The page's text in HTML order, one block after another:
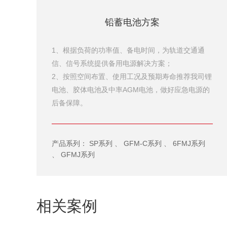
铅蓄电池方案
1、根据负荷的功率值、备电时间，为轨道交通通
信、信号系统提供备用电源解决方案；
2、按照空间布置、使用工况及预期寿命推荐我司锂
电池、胶体电池及中率AGM电池，做好应急电源的
后备保障。
产品系列： SP系列 GFM-C系列
6FMJ系列
GFMJ系列
相关案例